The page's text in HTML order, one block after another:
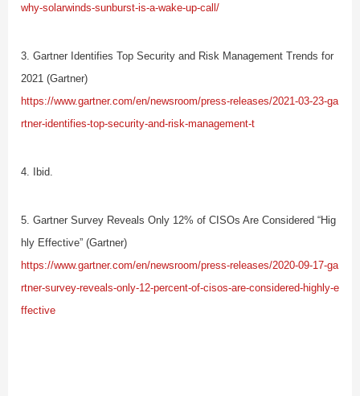
why-solarwinds-sunburst-is-a-wake-up-call/
3. Gartner Identifies Top Security and Risk Management Trends for
2021 (Gartner)
https://www.gartner.com/en/newsroom/press-releases/2021-03-23-ga
rtner-identifies-top-security-and-risk-management-t
4. Ibid.
5. Gartner Survey Reveals Only 12% of CISOs Are Considered “Hig
hly Effective” (Gartner)
https://www.gartner.com/en/newsroom/press-releases/2020-09-17-ga
rtner-survey-reveals-only-12-percent-of-cisos-are-considered-highly-e
ffective